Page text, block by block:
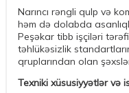
Narıncı rəngli qulp və
həm də dolabda
Peşəkar tibb işçiləri
təhlükəsizlik
qruplarından olan
Texniki xüsusiyyətlər və